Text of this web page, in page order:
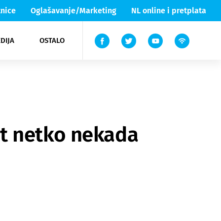
Oglašavanje/Marketing NL online i pretplata
OSTALO
Lika & Senj
TV
netko nekada